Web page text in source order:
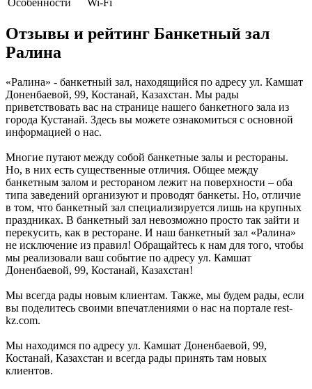
Отзывы и рейтинг Банкетный зал
Ралина
«Ралина» - банкетный зал, находящийся по адресу ул. Камшат
Доненбаевой, 99, Костанай, Казахстан. Мы рады
приветствовать вас на странице нашего банкетного зала из
города Кустанай. Здесь вы можете ознакомиться с основной
информацией о нас.
Многие путают между собой банкетные залы и рестораны.
Но, в них есть существенные отличия. Общее между
банкетным залом и рестораном лежит на поверхности – оба
типа заведений организуют и проводят банкеты. Но, отличие
в том, что банкетный зал специализируется лишь на крупных
праздниках. В банкетный зал невозможно просто так зайти и
перекусить, как в ресторане. И наш банкетный зал «Ралина»
не исключение из правил! Обращайтесь к нам для того, чтобы
мы реализовали ваш событие по адресу ул. Камшат
Доненбаевой, 99, Костанай, Казахстан!
Мы всегда рады новым клиентам. Также, мы будем рады, если
вы поделитесь своими впечатлениями о нас на портале rest-
kz.com.
Мы находимся по адресу ул. Камшат Доненбаевой, 99,
Костанай, Казахстан и всегда рады принять там новых
клиентов.